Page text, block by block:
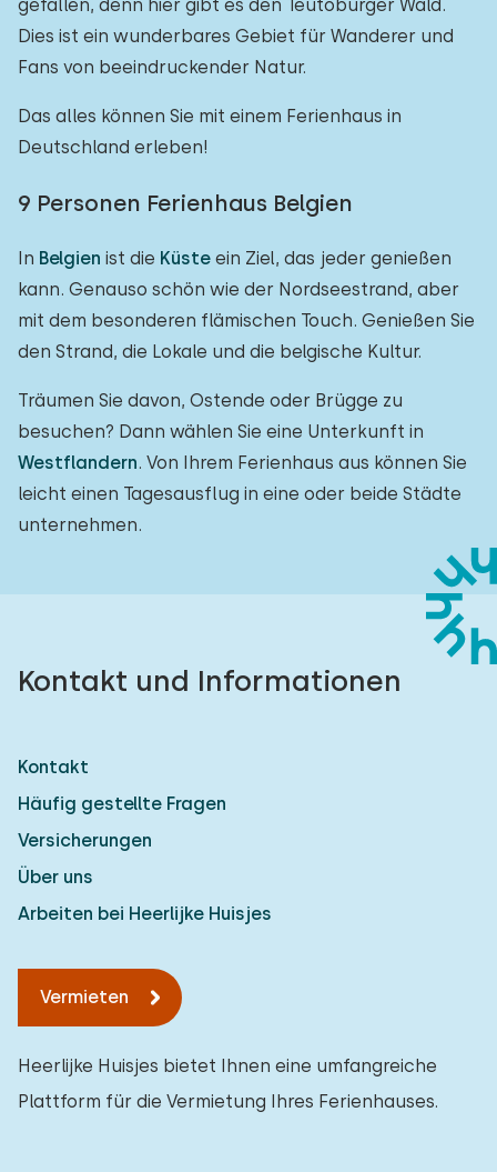
gefallen, denn hier gibt es den Teutoburger Wald.
Dies ist ein wunderbares Gebiet für Wanderer und
Fans von beeindruckender Natur.
Das alles können Sie mit einem Ferienhaus in
Deutschland erleben!
9 Personen Ferienhaus Belgien
In Belgien ist die Küste ein Ziel, das jeder genießen
kann. Genauso schön wie der Nordseestrand, aber
mit dem besonderen flämischen Touch. Genießen Sie
den Strand, die Lokale und die belgische Kultur.
Träumen Sie davon, Ostende oder Brügge zu
besuchen? Dann wählen Sie eine Unterkunft in
Westflandern. Von Ihrem Ferienhaus aus können Sie
leicht einen Tagesausflug in eine oder beide Städte
unternehmen.
Kontakt und Informationen
Kontakt
Häufig gestellte Fragen
Versicherungen
Über uns
Arbeiten bei Heerlijke Huisjes
Vermieten
Heerlijke Huisjes bietet Ihnen eine umfangreiche
Plattform für die Vermietung Ihres Ferienhauses.